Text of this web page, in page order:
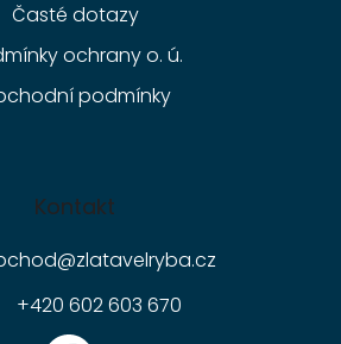
Časté dotazy
ochrany o. ú.
podmínky
Kontakt
@zlatavelryba.cz
+420 602 603 670